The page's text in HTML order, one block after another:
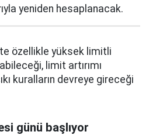
yeniden hesaplanacak.
özellikle yüksek limitli
limit artırımı
kuralların devreye gireceği
günü başlıyor